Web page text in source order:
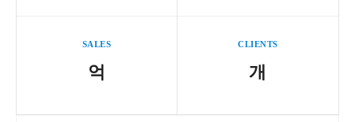
SALES
억
CLIENTS
개